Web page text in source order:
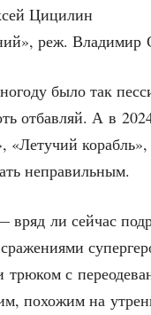
Цицилин
реж. Вла­ди­мир
было так
отбав­ляй. А в
«Лету­чий
неправильным.
ли сей­час
трю­ком с
похо­жим на